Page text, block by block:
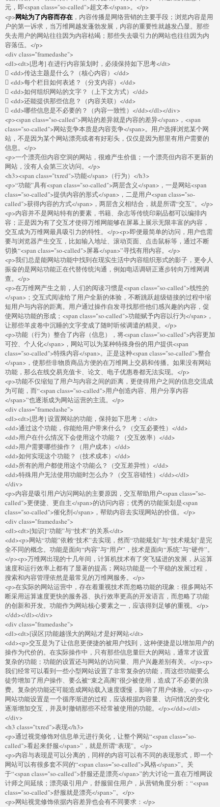
元，即<span class="so-called">超文本</span>。</p>
<p>网站为了内容而存在 ，内容传播是网络营销的主要手段；浏览内容是用
户的第一诉求，当万维网越发蓬勃发展，内容的重要性就越发凸显。那些
失去用户的网站往往因为内容枯竭；那些失去吸引力的网站也往往因为内
容落伍。</p>
<div class="framedashe">
<dl><dt>[思考] 在进行内容策划时，必须保持如下思考</dt>
 <dd>传达主题是什么？（核心内容）</dd>
 <dd>每个栏目如何表述？（分支内容）</dd>
 <dd>如何组织网站的文字？（上下文方式）</dd>
 <dd>还能提供那些信息？（内容关联）</dd>
 <dd>哪些信息是不必要的？（内容一致性）</dd></dl></div>
<p><span class="so-called">网站的差异就是内容的差异</span>，<span
class="so-called">网站竞争本质是内容竞争</span>。用户选择浏览某个网
站，不是因为某个网站漂亮或者有好彩头，仅仅是因为那里有用户需要的
信息。</p>
<p>一个漂亮但内容空洞的网站，很难产生价值；一个漂亮但内容不更新的
网站，没有人会第三次访问。</p>
<h3><span class="txred">功能</span>（行为）</h3>
<p>“功能”具有<span class="so-called">两层含义</span>，一是网站<span
class="so-called">提供内容的形式</span>，二是用户<span class="so-
called">获得内容的方式</span>，两层含义相结合，就是所谓“交互”。</p>
<p>内容并不是网站特有的要素，书籍、杂志等传统印刷品都可以编排内
容；正是因为有了交互才使得万维网能够在屏幕上展示无限丰富的内容，
交互成为万维网最具吸引力的特性。</p><p>即便最简单的访问，用户也需
要与浏览器产生交互，比如输入地址、滚动页面、点击鼠标等，通过不断
切换“<span class="so-called">屏幕</span>”寻找有用内容。</p>
<p>我们总是能网站功能中找到在现实生活中内容组织形式的影子，更令人
振奋的是网站功能正在代替传统沟通，例如电话调研正逐步转向万维网调
查。</p>
<p>在万维网产生之前，人们的阅读习惯是<span class="so-called">线性的
</span>；交互式阅读给了用户全新的体验，不断跳跃超级链接的过程中缩
短用户与内容的距离。用户通过操作自发寻找那些他们感兴趣的内容，促
使网站功能的形成；<span class="so-called">功能赋予内容以行为</span>，
让那些羊皮卷中沉睡的文字变成了随时听候调遣的精灵。</p>
<p>功能（行为）整合了内容（信息），将<span class="so-called">内容更加
可控、个人化</span>，网站可以为某种特殊身份的用户提供<span
class="so-called">特殊内容</span>。正是这种<span class="so-called">整合
</span>，使那些非物质商品方便的在万维网上交易和传播。如果没有网站
功能，那么在线交易充值卡、论文、电子优惠卷都无法实现。</p>
<p>功能不仅缩短了用户与内容之间的距离，更使得用户之间的信息交流成
为可能，而“<span class="so-called">用户创造内容、用户分享内容
</span>”也逐渐成为网站运营的主流。</p>
<div class="framedashe">
<dl><dt>[思考] 设置网站的功能，保持如下思考：</dt>
<dd>通过这个功能，你能给用户带来什么？（交互必要性）</dd>
<dd>用户在什么情况下会使用这个功能？（交互效率）</dd>
<dd>用户需要哪些操作？（用户成本）</dd>
<dd>如何实现这个功能？（技术成本）</dd>
<dd>所有的用户都使用这个功能么？（交互差异性）</dd>
<dd>特殊用户无法使用功能时怎么办？（交互容错性）</dd></dl>
</div>
<p>内容是吸引用户访问网站的主要原因，交互帮助用户<span class="so-
called">更便捷、更自主</span>的访问内容；优秀的功能策划是<span
class="so-called">催化剂</span>，帮助内容去实现网站的价值。</p>
<div class="framedashe">
<dl><dt>[知识]“功能”与“技术”的关系</dt>
<dd><p>网站“功能”依赖“技术”去实现，然而“功能规划”与“技术规划”是完
全不同的概念。功能是面向“内容”与“用户”，技术是面向“系统”与“硬件”。
</p><p>万维网出现的十几年间，计算机技术有了突飞猛进的发展，从运算
速度和运行效率上都有了显著的提高；网站功能是一个平稳的发展过程，
搜索和内容管理依然是最常见的万维网服务。</p>
<p>在实际的网站运营中，存在着重视技术而忽略功能的现象：很多网站不
断采用运算速度更快的服务器、执行效率更高的开发语言，而忽略了功能
的创新和开发。功能作为网站核心要素之一，应该得到足够的重视。</p>
</dd></dl></div>
<div class="framedashe">
<dl><dt>[误区]功能越强大的网站才是好网站</dt>
<dd><p>交互是为了让信息更便捷的被用户找到，这种便捷是以增加用户的
操作为代价的。在实际操作中，只有那些信息量巨大的网站，通常才设置
复杂的功能；功能的设置还与网站的访问量、用户兴趣差别有关。</p><p>
我们经常可以看到一些小型网站设置了非常复杂的功能，而这些功能要么
徒劳增加了用户操作、要么被“束之高阁”很少被使用，造成了不必要的浪
费。复杂的功能还可能造成网站载入速度缓慢，影响了用户体验。</p><p>
网站功能设置是一个循序渐进的过程，应该根据内容量、访问情况的变化
逐渐增加交互，并及时撤销那些不经常被使用的功能。</p></dd></dl>
</div>
<h3 class="txred">表现</h3>
<p>通过视觉修饰对信息单元进行美化，让整个网站“<span class="so-
called">看起来舒服</span>”，就是所谓“表现”。</p>
<p>内容与表现是可以分离的，同样的内容可以有不同的表现形式，即一个
网站可以有很多套不同的“<span class="so-called">风格</span>”。关
于“<span class="so-called">舒服还是漂亮</span>”的大讨论一直在万维网设
计师之间延续；漂亮吸引用户，舒服留住用户，从营销角度分析：“<span
class="so-called">舒服就是漂亮</span>”。</p>
<p>网站视觉修饰依据内容差异也会有不同要求：</p>